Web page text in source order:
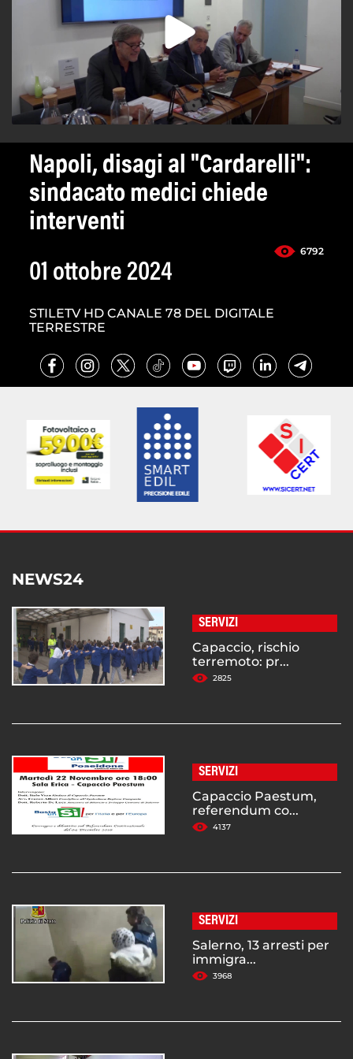
Napoli, disagi al "Cardarelli":
sindacato medici chiede
interventi
6792
01 ottobre 2024
STILETV HD CANALE 78 DEL DIGITALE
TERRESTRE
NEWS24
SERVIZI
Capaccio, rischio
terremoto: pr...
2825
SERVIZI
Capaccio Paestum,
referendum co...
4137
SERVIZI
Salerno, 13 arresti per
immigra...
3968